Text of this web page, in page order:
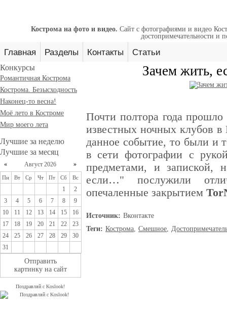
Кострома на фото и видео. Сайт с фотографиями и видео
достопримечательности и
Главная Разделы Контакты Статьи
Конкурсы
Романтичная Кострома
Кострома. Безысходность
Наконец-то весна!
Моё лето в Костроме
Мир моего лета
Лучшие за неделю
Лучшие за месяц
« Август 2026 »
Пн Вт Ср Чт Пт Сб Вс
1
2
3
4 5 6 7 8
9
10
11 12 13 14 15
16
17
18 19 20 21 22
23
24
25 26 27 28 29
30
31
Отправить
картинку на сайт
Поздравляй с Koslook!
Зачем жить,
Почти полтора года
известных ночных клубов
данное событие, то были и
в сети фотографии с
предметами, и запиской,
если…" послужили
опечаленные закрытием
Источник: Вконтакте
Теги: Кострома, Смешное,